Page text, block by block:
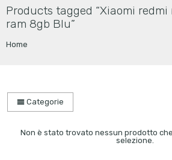
Products tagged “Xiaomi redmi
ram 8gb Blu”
Home
Categorie
Non è stato trovato nessun prodotto
selezione.